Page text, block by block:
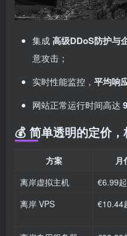
集成高级DDoS防护与
意攻击；
实时性能监控， 平均响
网站正常运行时间高达
💰 简单透明的定价
方案 月
离岸虚拟主机
€6.99起
离岸 VPS
€10.44